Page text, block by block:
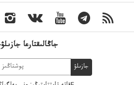
جاڭالىقتارعا
جازىلۋ